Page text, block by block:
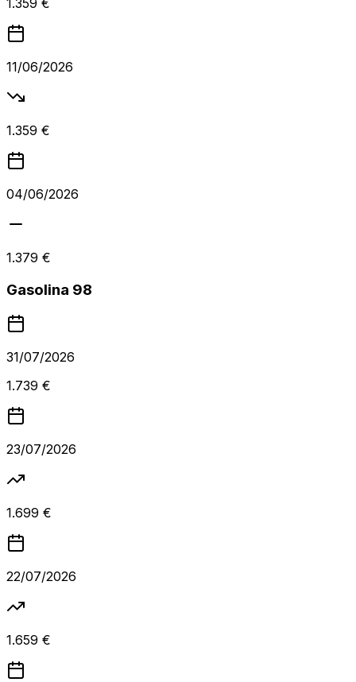
1.359 €
11/06/2026
1.359 €
04/06/2026
1.379 €
Gasolina 98
31/07/2026
1.739 €
23/07/2026
1.699 €
22/07/2026
1.659 €